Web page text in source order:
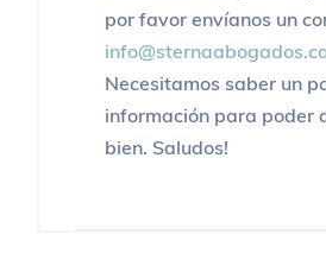
por favor envíanos un
Necesitamos saber un
información para poder
bien. Saludos!